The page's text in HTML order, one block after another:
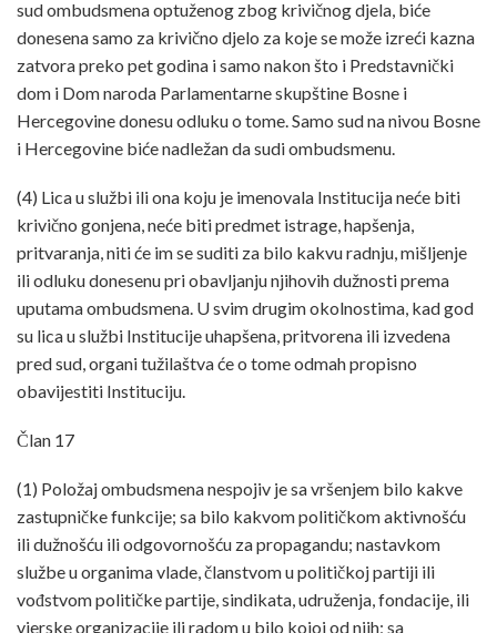
sud ombudsmena optuženog zbog krivičnog djela, biće
donesena samo za krivično djelo za koje se može izreći kazna
zatvora preko pet godina i samo nakon što i Predstavnički
dom i Dom naroda Parlamentarne skupštine Bosne i
Hercegovine donesu odluku o tome. Samo sud na nivou Bosne
i Hercegovine biće nadležan da sudi ombudsmenu.
(4) Lica u službi ili ona koju je imenovala Institucija neće biti
krivično gonjena, neće biti predmet istrage, hapšenja,
pritvaranja, niti će im se suditi za bilo kakvu radnju, mišljenje
ili odluku donesenu pri obavljanju njihovih dužnosti prema
uputama ombudsmena. U svim drugim okolnostima, kad god
su lica u službi Institucije uhapšena, pritvorena ili izvedena
pred sud, organi tužilaštva će o tome odmah propisno
obavijestiti Instituciju.
Član 17
(1) Položaj ombudsmena nespojiv je sa vršenjem bilo kakve
zastupničke funkcije; sa bilo kakvom političkom aktivnošću
ili dužnošću ili odgovornošću za propagandu; nastavkom
službe u organima vlade, članstvom u političkoj partiji ili
vođstvom političke partije, sindikata, udruženja, fondacije, ili
vjerske organizacije ili radom u bilo kojoj od njih; sa